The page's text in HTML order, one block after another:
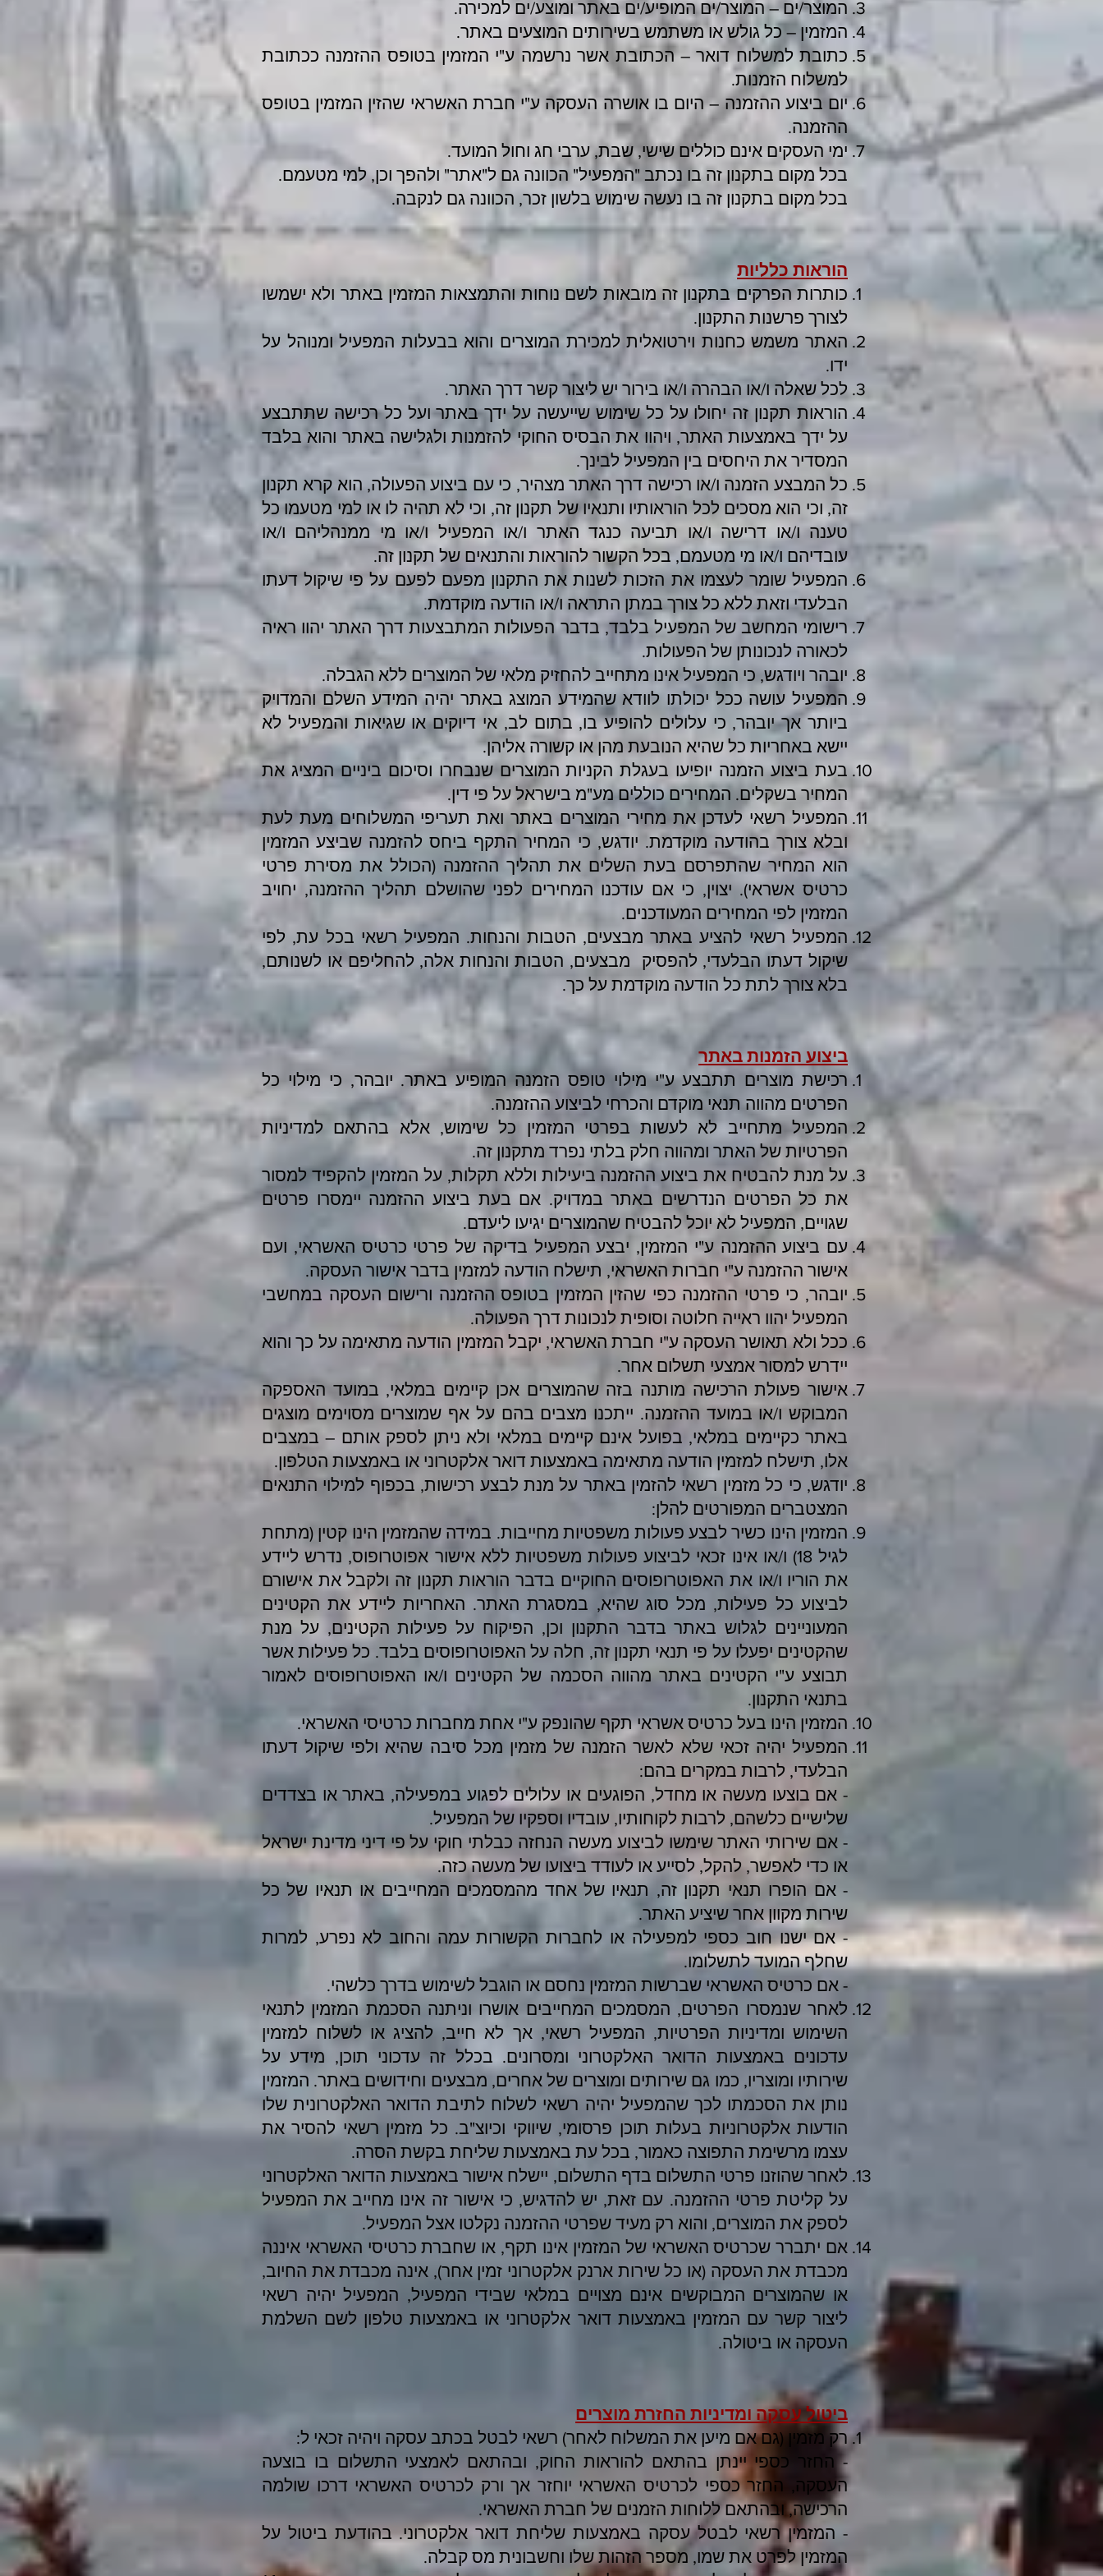
המוצר/ים – המוצר/ים המופיע/ים באתר ומוצע/ים למכירה.
המזמין – כל גולש או משתמש בשירותים המוצעים באתר.
כתובת למשלוח דואר – הכתובת אשר נרשמה ע"י המזמין בטופס ההזמנה ככתובת
למשלוח הזמנות.
יום ביצוע ההזמנה – היום בו אושרה העסקה ע"י חברת האשראי שהזין המזמין בטופס
ההזמנה.
ימי העסקים אינם כוללים שישי, שבת, ערבי חג וחול המועד.
בכל מקום בתקנון זה בו נכתב "המפעיל" הכוונה גם ל"אתר" ולהפך וכן, למי מטעמם.
בכל מקום בתקנון זה בו נעשה שימוש בלשון זכר, הכוונה גם לנקבה.
הוראות כלליות
כותרות הפרקים בתקנון זה מובאות לשם נוחות והתמצאות המזמין באתר ולא ישמשו
לצורך פרשנות התקנון.
האתר משמש כחנות וירטואלית למכירת המוצרים והוא בבעלות המפעיל ומנוהל על
ידו.
לכל שאלה ו/או הבהרה ו/או בירור יש ליצור קשר דרך האתר.
הוראות תקנון זה יחולו על כל שימוש שייעשה על ידך באתר ועל כל רכישה שתתבצע
על ידך באמצעות האתר, ויהוו את הבסיס החוקי להזמנות ולגלישה באתר והוא בלבד
המסדיר את היחסים בין המפעיל לבינך.
כל המבצע הזמנה ו/או רכישה דרך האתר מצהיר, כי עם ביצוע הפעולה, הוא קרא תקנון
זה, וכי הוא מסכים לכל הוראותיו ותנאיו של תקנון זה, וכי לא תהיה לו או למי מטעמו כל
טענה ו/או דרישה ו/או תביעה כנגד האתר ו/או המפעיל ו/או מי ממנהליהם ו/או
עובדיהם ו/או מי מטעמם, בכל הקשור להוראות והתנאים של תקנון זה.
המפעיל שומר לעצמו את הזכות לשנות את התקנון מפעם לפעם על פי שיקול דעתו
הבלעדי וזאת ללא כל צורך במתן התראה ו/או הודעה מוקדמת.
רישומי המחשב של המפעיל בלבד, בדבר הפעולות המתבצעות דרך האתר יהוו ראיה
לכאורה לנכונותן של הפעולות.
יובהר ויודגש, כי המפעיל אינו מתחייב להחזיק מלאי של המוצרים ללא הגבלה.
המפעיל עושה ככל יכולתו לוודא שהמידע המוצג באתר יהיה המידע השלם והמדויק
ביותר אך יובהר, כי עלולים להופיע בו, בתום לב, אי דיוקים או שגיאות והמפעיל לא
יישא באחריות כל שהיא הנובעת מהן או קשורה אליהן.
בעת ביצוע הזמנה יופיעו בעגלת הקניות המוצרים שנבחרו וסיכום ביניים המציג את
המחיר בשקלים. המחירים כוללים מע"מ בישראל על פי דין.
המפעיל רשאי לעדכן את מחירי המוצרים באתר ואת תעריפי המשלוחים מעת לעת
ובלא צורך בהודעה מוקדמת. יודגש, כי המחיר התקף ביחס להזמנה שביצע המזמין
הוא המחיר שהתפרסם בעת השלים את תהליך ההזמנה (הכולל את מסירת פרטי
כרטיס אשראי). יצוין, כי אם עודכנו המחירים לפני שהושלם תהליך ההזמנה, יחויב
המזמין לפי המחירים המעודכנים.
המפעיל רשאי להציע באתר מבצעים, הטבות והנחות. המפעיל רשאי בכל עת, לפי
שיקול דעתו הבלעדי, להפסיק מבצעים, הטבות והנחות אלה, להחליפם או לשנותם,
בלא צורך לתת כל הודעה מוקדמת על כך.
ביצוע הזמנות באתר
רכישת מוצרים תתבצע ע"י מילוי טופס הזמנה המופיע באתר. יובהר, כי מילוי כל
הפרטים מהווה תנאי מוקדם והכרחי לביצוע ההזמנה.
המפעיל מתחייב לא לעשות בפרטי המזמין כל שימוש, אלא בהתאם למדיניות
הפרטיות של האתר ומהווה חלק בלתי נפרד מתקנון זה.
על מנת להבטיח את ביצוע ההזמנה ביעילות וללא תקלות, על המזמין להקפיד למסור
את כל הפרטים הנדרשים באתר במדויק. אם בעת ביצוע ההזמנה יימסרו פרטים
שגויים, המפעיל לא יוכל להבטיח שהמוצרים יגיעו ליעדם.
עם ביצוע ההזמנה ע"י המזמין, יבצע המפעיל בדיקה של פרטי כרטיס האשראי, ועם
אישור ההזמנה ע"י חברות האשראי, תישלח הודעה למזמין בדבר אישור העסקה.
יובהר, כי פרטי ההזמנה כפי שהזין המזמין בטופס ההזמנה ורישום העסקה במחשבי
המפעיל יהוו ראייה חלוטה וסופית לנכונות דרך הפעולה.
ככל ולא תאושר העסקה ע"י חברת האשראי, יקבל המזמין הודעה מתאימה על כך והוא
יידרש למסור אמצעי תשלום אחר.
אישור פעולת הרכישה מותנה בזה שהמוצרים אכן קיימים במלאי, במועד האספקה
המבוקש ו/או במועד ההזמנה. ייתכנו מצבים בהם על אף שמוצרים מסוימים מוצגים
באתר כקיימים במלאי, בפועל אינם קיימים במלאי ולא ניתן לספק אותם – במצבים
אלו, תישלח למזמין הודעה מתאימה באמצעות דואר אלקטרוני או באמצעות הטלפון.
יודגש, כי כל מזמין רשאי להזמין באתר על מנת לבצע רכישות, בכפוף למילוי התנאים
המצטברים המפורטים להלן:
המזמין הינו כשיר לבצע פעולות משפטיות מחייבות. במידה שהמזמין הינו קטין (מתחת
לגיל 18) ו/או אינו זכאי לביצוע פעולות משפטיות ללא אישור אפוטרופוס, נדרש ליידע
את הוריו ו/או את האפוטרופוסים החוקיים בדבר הוראות תקנון זה ולקבל את אישורם
לביצוע כל פעילות, מכל סוג שהיא, במסגרת האתר. האחריות ליידע את הקטינים
המעוניינים לגלוש באתר בדבר התקנון וכן, הפיקוח על פעילות הקטינים, על מנת
שהקטינים יפעלו על פי תנאי תקנון זה, חלה על האפוטרופוסים בלבד. כל פעילות אשר
תבוצע ע"י הקטינים באתר מהווה הסכמה של הקטינים ו/או האפוטרופוסים לאמור
בתנאי התקנון.
המזמין הינו בעל כרטיס אשראי תקף שהונפק ע"י אחת מחברות כרטיסי האשראי.
המפעיל יהיה זכאי שלא לאשר הזמנה של מזמין מכל סיבה שהיא ולפי שיקול דעתו
הבלעדי, לרבות במקרים בהם:
- אם בוצעו מעשה או מחדל, הפוגעים או עלולים לפגוע במפעילה, באתר או בצדדים
שלישיים כלשהם, לרבות לקוחותיו, עובדיו וספקיו של המפעיל.
- אם שירותי האתר שימשו לביצוע מעשה הנחזה כבלתי חוקי על פי דיני מדינת ישראל
או כדי לאפשר, להקל, לסייע או לעודד ביצועו של מעשה כזה.
- אם הופרו תנאי תקנון זה, תנאיו של אחד מהמסמכים המחייבים או תנאיו של כל
שירות מקוון אחר שיציע האתר.
- אם ישנו חוב כספי למפעילה או לחברות הקשורות עמה והחוב לא נפרע, למרות
שחלף המועד לתשלומו.
- אם כרטיס האשראי שברשות המזמין נחסם או הוגבל לשימוש בדרך כלשהי.
לאחר שנמסרו הפרטים, המסמכים המחייבים אושרו וניתנה הסכמת המזמין לתנאי
השימוש ומדיניות הפרטיות, המפעיל רשאי, אך לא חייב, להציג או לשלוח למזמין
עדכונים באמצעות הדואר האלקטרוני ומסרונים. בכלל זה עדכוני תוכן, מידע על
שירותיו ומוצריו, כמו גם שירותים ומוצרים של אחרים, מבצעים וחידושים באתר. המזמין
נותן את הסכמתו לכך שהמפעיל יהיה רשאי לשלוח לתיבת הדואר האלקטרונית שלו
הודעות אלקטרוניות בעלות תוכן פרסומי, שיווקי וכיוצ"ב. כל מזמין רשאי להסיר את
עצמו מרשימת התפוצה כאמור, בכל עת באמצעות שליחת בקשת הסרה.
לאחר שהוזנו פרטי התשלום בדף התשלום, יישלח אישור באמצעות הדואר האלקטרוני
על קליטת פרטי ההזמנה. עם זאת, יש להדגיש, כי אישור זה אינו מחייב את המפעיל
לספק את המוצרים, והוא רק מעיד שפרטי ההזמנה נקלטו אצל המפעיל.
אם יתברר שכרטיס האשראי של המזמין אינו תקף, או שחברת כרטיסי האשראי איננה
מכבדת את העסקה (או כל שירות ארנק אלקטרוני זמין אחר), אינה מכבדת את החיוב,
או שהמוצרים המבוקשים אינם מצויים במלאי שבידי המפעיל, המפעיל יהיה רשאי
ליצור קשר עם המזמין באמצעות דואר אלקטרוני או באמצעות טלפון לשם השלמת
העסקה או ביטולה.
ביטול עסקה ומדיניות החזרת מוצרים
רק מזמין (גם אם מיען את המשלוח לאחר) רשאי לבטל בכתב עסקה ויהיה זכאי ל:
- החזר כספי יינתן בהתאם להוראות החוק, ובהתאם לאמצעי התשלום בו בוצעה
העסקה, החזר כספי לכרטיס האשראי יוחזר אך ורק לכרטיס האשראי דרכו שולמה
הרכישה, ובהתאם ללוחות הזמנים של חברת האשראי.
- המזמין רשאי לבטל עסקה באמצעות שליחת דואר אלקטרוני. בהודעת ביטול על
המזמין לפרט את שמו, מספר הזהות שלו וחשבונית מס קבלה.